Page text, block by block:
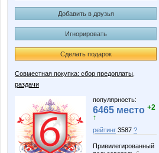
Добавить в друзья
Игнорировать
Сделать подарок
Совместная покупка: сбор предоплаты,
раздачи
популярность:
6465 место +2
↑
рейтинг 3587 ?
Привилегированный